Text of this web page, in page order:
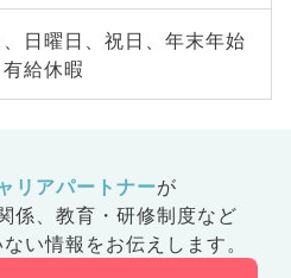
日曜日、祝日、年末年始
給休暇
リアパートナーが
係、 教育・研修制度など
い情報をお伝えします。